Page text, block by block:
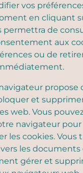
vos
en cliquant
permettra de
aux
ou de
propose
et
web. Vous
navigateur pour
les cookies. Vous
les documents
gérer et